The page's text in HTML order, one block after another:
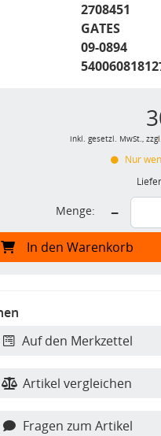
2708451
GATES
09-0894
inkl. gesetzl. MwSt., zzgl.
Nur
Menge: −
In den Warenkorb
Auf den Merkzettel
Artikel vergleichen
Fragen zum Artikel